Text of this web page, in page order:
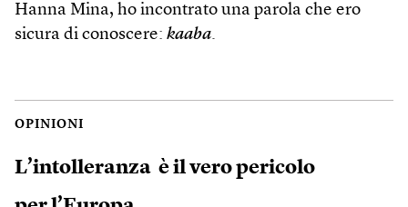
Hanna Mina, ho incontrato una parola che ero
sicura di conoscere: kaaba.
OPINIONI
L’intolleranza è il vero pericolo